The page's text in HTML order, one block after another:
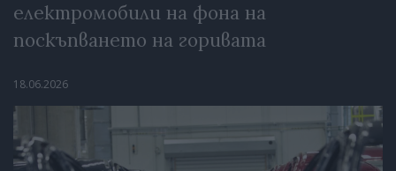
електромобили на фона на
поскъпването на горивата
18.06.2026